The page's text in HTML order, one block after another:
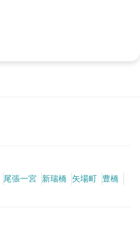
尾張一宮 新瑞橋 矢場町
豊橋